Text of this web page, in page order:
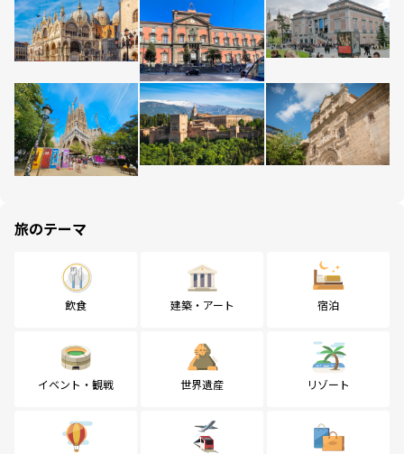
旅のテーマ
飲食 建築・アート 宿泊
イベント・観戦 世界遺産 リゾート